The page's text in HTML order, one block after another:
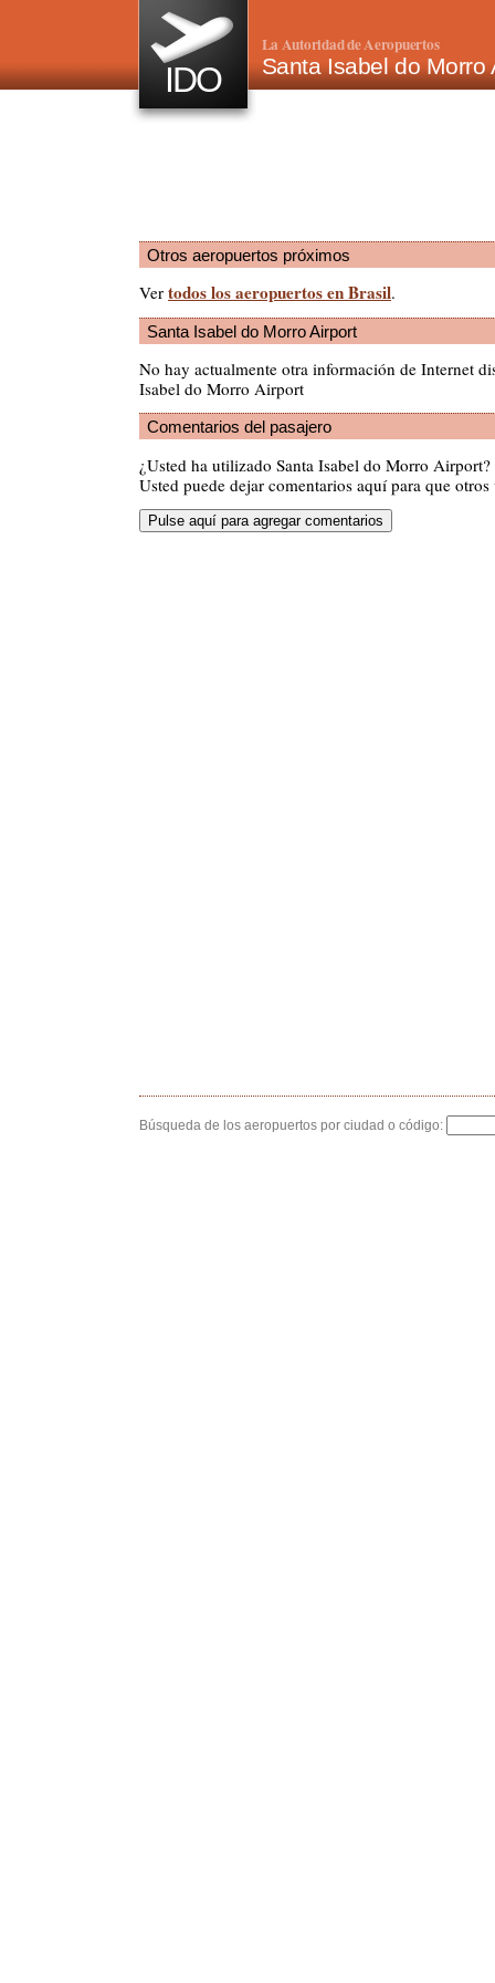
IDO
La Autoridad de Aeropuertos
Santa Isabel do Morro
Otros aeropuertos próximos
Ver todos los aeropuertos en Brasil.
Santa Isabel do Morro Airport
No hay actualmente otra información de Internet
Isabel do Morro Airport
Comentarios del pasajero
¿Usted ha utilizado Santa Isabel do Morro
Usted puede dejar comentarios aquí para que
Búsqueda de los aeropuertos por ciudad o código: